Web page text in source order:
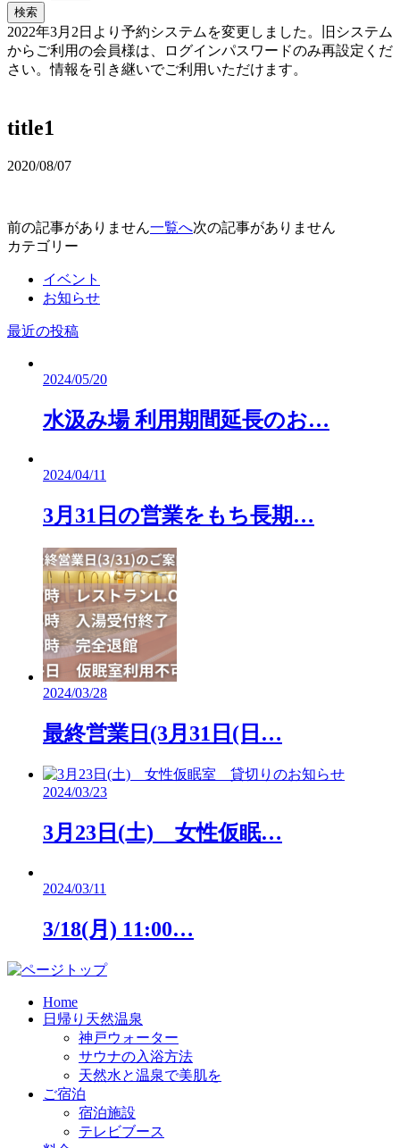
検索
2022年3月2日より予約システムを変更しました。旧システム
からご利用の会員様は、ログインパスワードのみ再設定くだ
さい。情報を引き継いでご利用いただけます。
title1
2020/08/07
前の記事がありません一覧へ次の記事がありません
カテゴリー
イベント
お知らせ
最近の投稿
2024/05/20
水汲み場 利用期間延長のお…
2024/04/11
3月31日の営業をもち長期…
2024/03/28
最終営業日(3月31日(日…
2024/03/23
3月23日(土) 女性仮眠…
2024/03/11
3/18(月) 11:00…
Home
日帰り天然温泉
神戸ウォーター
サウナの入浴方法
天然水と温泉で美肌を
ご宿泊
宿泊施設
テレビブース